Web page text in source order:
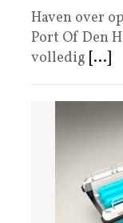
Haven over
Port Of Den
volledig [...]